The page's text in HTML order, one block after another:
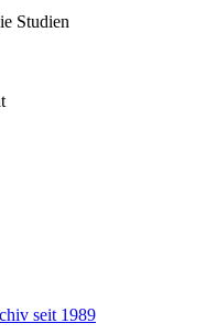
Studien
seit 1989